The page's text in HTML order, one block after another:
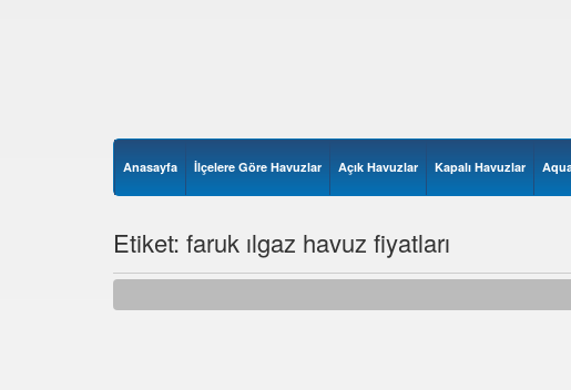
Anasayfa İlçelere Göre Havuzlar Açık Havuzlar Kapalı Havuzlar
Etiket: faruk ılgaz havuz fiyatları